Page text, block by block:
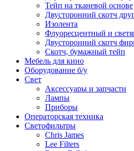
Тейп на тканевой основе
Двусторонний скотч
Изолента
Флуоресцентный и
Двусторонний скотч
Скотч, бумажный тейп
Мебель для кино
Оборудование б/у
Свет
Аксессуары и запчасти
Лампы
Приборы
Операторская техника
Светофильтры
Chris James
Lee Filters